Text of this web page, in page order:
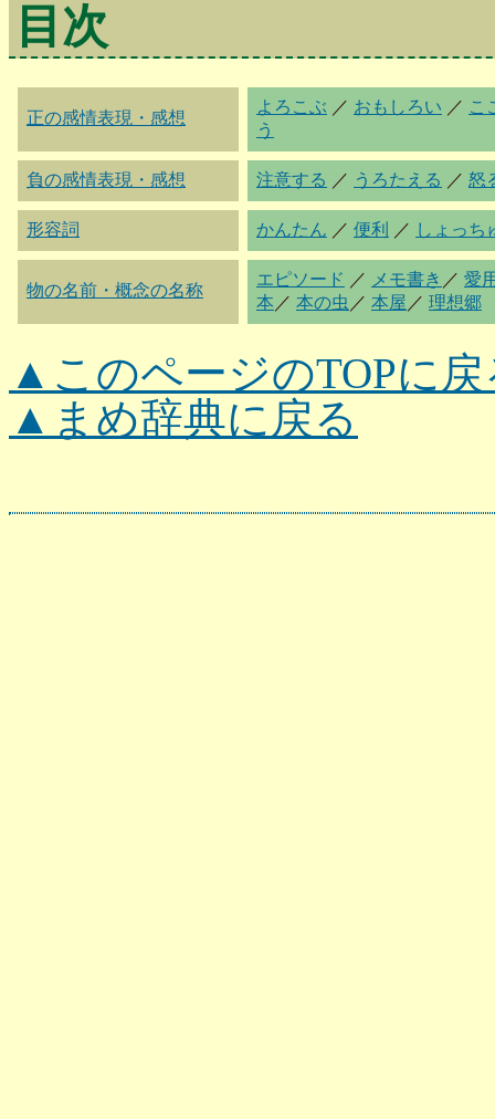
目次
正の感情表現・感想
よろこぶ ／ おもしろい ／ こ
う
負の感情表現・感想 注意する ／ うろたえる ／ 怒
形容詞 かんたん ／ 便利 ／ しょっち
物の名前・概念の名称
エピソード ／ メモ書き ／ 愛
本 ／ 本の虫 ／ 本屋 ／ 理想郷
▲このページのTOPに戻
▲まめ辞典に戻る